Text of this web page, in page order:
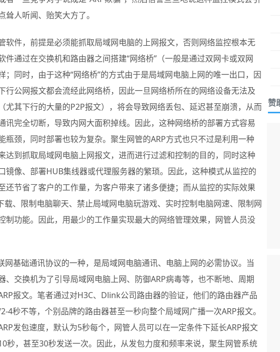
人听闻、贻笑大方了。
软件，前提是必须能抓取局域网电脑的上网报文，否则网络监控根本无
件通过在交换机和路由器之间搭建“网络桥”（一般是通过双网卡或双网
；同时，由于这种“网络桥”的方式由于是局域网电脑上网的唯一出口，因
行公网报文都会流经此网络桥，因此一旦网络桥所在的网络设备无法及
尤其下行的大量的P2P报文），将会导致网络丢包、延迟甚至崩溃，从而
讯完全切断，导致内网大面积掉线。因此，这种网络桥的部署方式容易
瓶颈，同时部署也较为复杂。聚生网管的ARP方式也只不过是利用一种
达到抓取局域网电脑上网报文，进而进行过滤和控制的目的，同时这种
镜像、部署HUB集线器或代理服务器的繁琐。因此，这种模式从监控的
还节省了客户的工作量，为客户带来了诸多便捷；而从监控的实际效果
载、限制电脑聊天、禁止局域网电脑玩游戏、实时控制电脑网速、限制网
制功能。因此，用最少的工作量实现最大的网络管理效果，网管人员没
网基础通讯协议的一种，是局域网电脑通讯、电脑上网的必需协议。当
、交换机为了引导局域网电脑上网、防御ARP病毒等，也不断地、周期
报文。笔者通过对H3C、Dlink公司路由器的验证，他们的路由器产品
4秒不等，个别品牌的路由器甚至一秒向整个局域网广播一次ARP报文。
发包速度，默认为5秒每个，网管人员可以在一定条件下延长ARP报文
秒，甚至30秒发送一次。因此，从发包力度和频率来说，聚生网管系统
赞